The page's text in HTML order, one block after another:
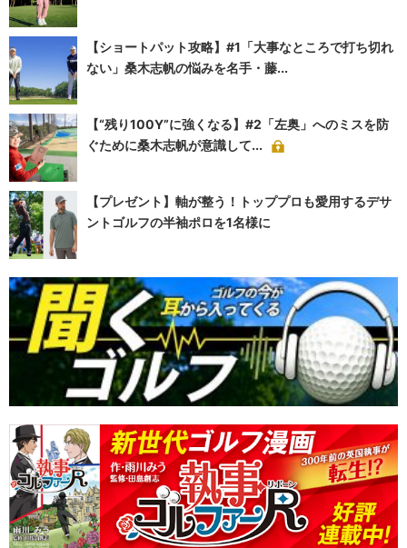
【ショートパット攻略】#1「大事なところで打ち切れ
ない」桑木志帆の悩みを名手・藤...
【“残り100Y”に強くなる】#2「左奥」へのミスを防
ぐために桑木志帆が意識して...
【プレゼント】軸が整う！トッププロも愛用するデサ
ントゴルフの半袖ポロを1名様に